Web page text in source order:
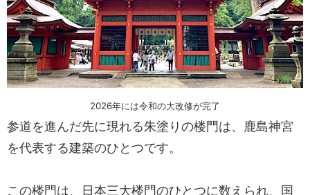
2026年には令和の大改修が完了
参道を進んだ先に現れる朱塗りの楼門は、鹿島神宮
を代表する建築のひとつです。
この楼門は、日本三大楼門のひとつに数えられ、国